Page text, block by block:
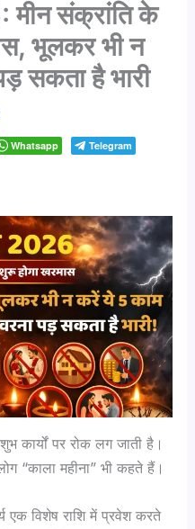
संक्रांति के
भूलकर भी न
सकता है भारी
Whatsapp Telegram
कार्यों पर रोक लग जाती है।
“काला महीना” भी कहते हैं।
एक विशेष राशि में प्रवेश करते